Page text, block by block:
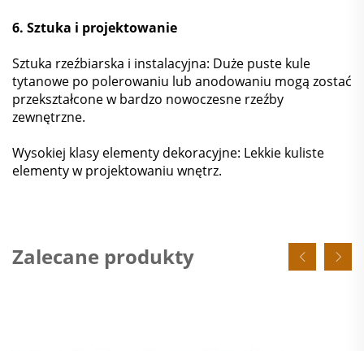
6. Sztuka i projektowanie
Sztuka rzeźbiarska i instalacyjna: Duże puste kule
tytanowe po polerowaniu lub anodowaniu mogą zostać
przekształcone w bardzo nowoczesne rzeźby
zewnętrzne.
Wysokiej klasy elementy dekoracyjne: Lekkie kuliste
elementy w projektowaniu wnętrz.
Zalecane produkty